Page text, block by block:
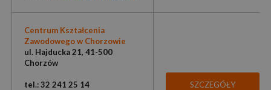
Centrum Kształcenia
Zawodowego w Chorzowie
ul. Hajducka 21, 41-500
Chorzów
tel.: 32 241 25 14
SZCZEGÓŁY